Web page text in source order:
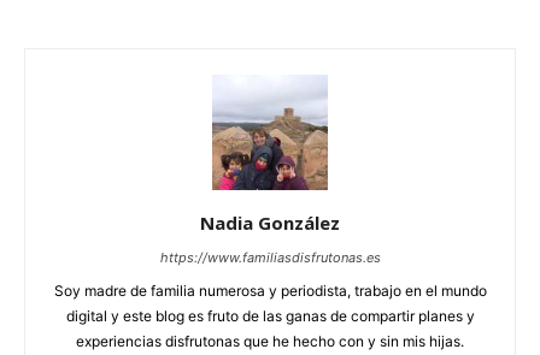
Nadia González
https://www.familiasdisfrutonas.es
Soy madre de familia numerosa y periodista, trabajo en el mundo
digital y este blog es fruto de las ganas de compartir planes y
experiencias disfrutonas que he hecho con y sin mis hijas.